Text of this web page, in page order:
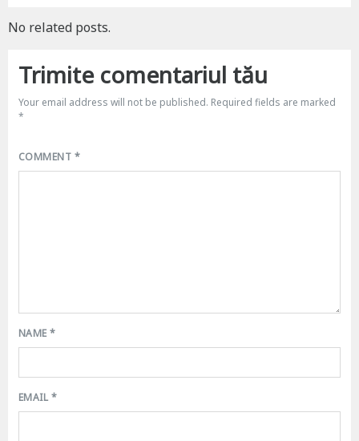
No related posts.
Trimite comentariul tău
Your email address will not be published. Required fields are marked
*
COMMENT *
NAME*
EMAIL*